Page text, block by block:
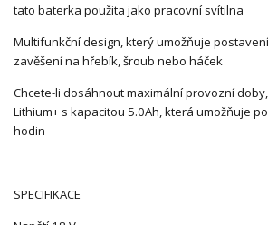
tato baterka použita jako pracovní svítilna
Multifunkční design, který umožňuje
zavěšení na hřebík, šroub nebo háček
Chcete-li dosáhnout maximální provozní
Lithium+ s kapacitou 5.0Ah, která umožňuje
hodin
SPECIFIKACE